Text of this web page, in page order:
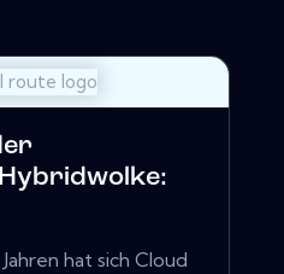
hat sich Cloud